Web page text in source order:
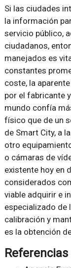
Si las ciudades
la información
servicio público,
ciudadanos,
manejados es
constantes
coste, la
por el fabricante
mundo confía
físico que de un
de Smart City, a
otro
o cámaras de
existente hoy en
considerados
viable adquirir e
especializado de
calibración y
es la obtención
Referencias